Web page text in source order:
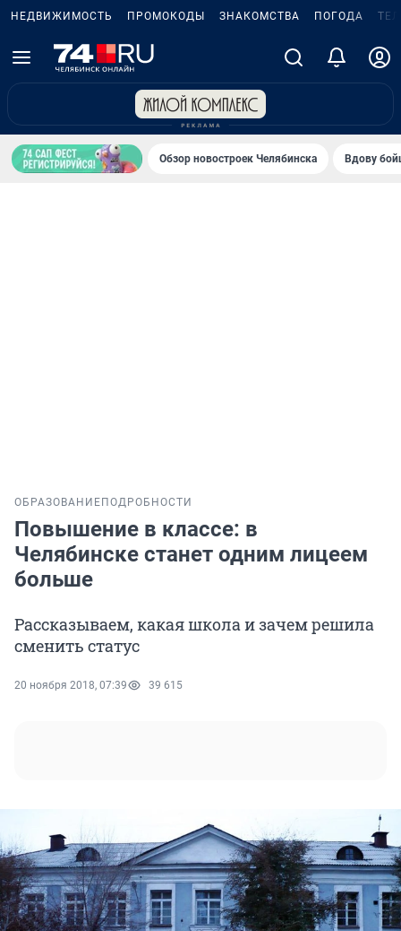
НЕДВИЖИМОСТЬ ПРОМОКОДЫ ЗНАКОМСТВА ПОГОДА
Обзор новостроек Челябинска Вдову
ОБРАЗОВАНИЕ ПОДРОБНОСТИ
Повышение в классе: в
Челябинске станет одним лицеем
больше
Рассказываем, какая школа и зачем решила
сменить статус
20 ноября 2018, 07:39 39 615